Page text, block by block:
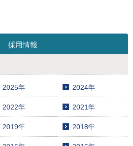
採用情報
2025年 2024年
2022年 2021年
2019年 2018年